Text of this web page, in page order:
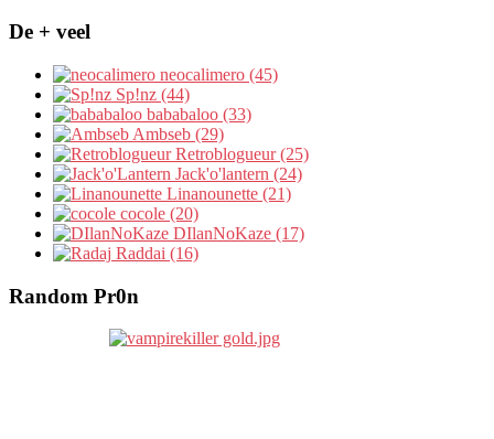
De + veel
neocalimero (45)
Sp!nz (44)
bababaloo (33)
Ambseb (29)
Retroblogueur (25)
Jack'o'lantern (24)
Linanounette (21)
cocole (20)
DIlanNoKaze (17)
Raddai (16)
Random Pr0n